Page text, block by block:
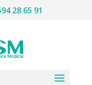
28 65 91